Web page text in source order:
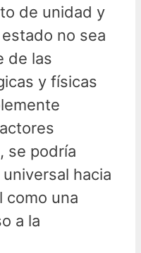
de unidad y
no sea
de las
y físicas
se podría
hacia
como una
a la